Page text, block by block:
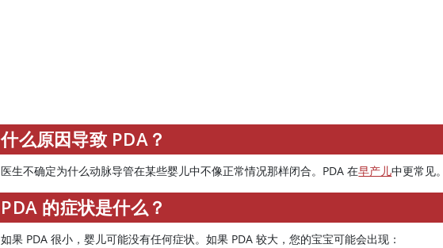
什么原因导致 PDA？
医生不确定为什么动脉导管在某些婴儿中不像正常情况那样闭合。PDA 在早产儿中更常见。
PDA 的症状是什么？
如果 PDA 很小，婴儿可能没有任何症状。如果 PDA 较大，您的宝宝可能会出现：